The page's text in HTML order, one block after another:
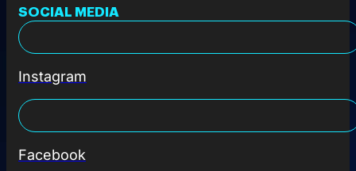
SOCIAL MEDIA
Instagram
Facebook